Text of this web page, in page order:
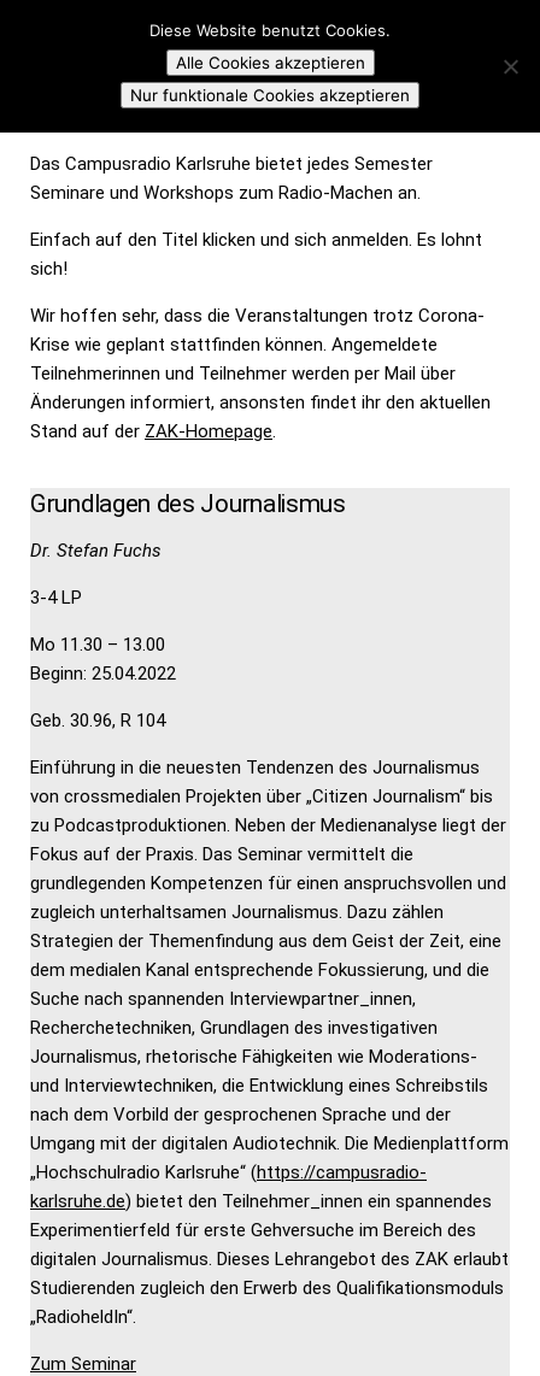
Skip to content
Campusradio Karlsruhe
RADIO-SEMINARE IM SOMMERSEMESTER 2022
Das Campusradio Karlsruhe bietet jedes Semester
Seminare und Workshops zum Radio-Machen an.
Einfach auf den Titel klicken und sich anmelden. Es lohnt
sich!
Wir hoffen sehr, dass die Veranstaltungen trotz Corona-
Krise wie geplant stattfinden können. Angemeldete
Teilnehmerinnen und Teilnehmer werden per Mail über
Änderungen informiert, ansonsten findet ihr den aktuellen
Stand auf der ZAK-Homepage.
Grundlagen des Journalismus
Dr. Stefan Fuchs
3-4 LP
Mo 11.30 – 13.00
Beginn: 25.04.2022
Geb. 30.96, R 104
Einführung in die neuesten Tendenzen des Journalismus
von crossmedialen Projekten über „Citizen Journalism“ bis
zu Podcastproduktionen. Neben der Medienanalyse liegt der
Fokus auf der Praxis. Das Seminar vermittelt die
grundlegenden Kompetenzen für einen anspruchsvollen und
zugleich unterhaltsamen Journalismus. Dazu zählen
Strategien der Themenfindung aus dem Geist der Zeit, eine
dem medialen Kanal entsprechende Fokussierung, und die
Suche nach spannenden Interviewpartner_innen,
Recherchetechniken, Grundlagen des investigativen
Journalismus, rhetorische Fähigkeiten wie Moderations-
und Interviewtechniken, die Entwicklung eines Schreibstils
nach dem Vorbild der gesprochenen Sprache und der
Umgang mit der digitalen Audiotechnik. Die Medienplattform
„Hochschulradio Karlsruhe“ (https://campusradio-
karlsruhe.de) bietet den Teilnehmer_innen ein spannendes
Experimentierfeld für erste Gehversuche im Bereich des
digitalen Journalismus. Dieses Lehrangebot des ZAK erlaubt
Studierenden zugleich den Erwerb des Qualifikationsmoduls
„RadioheldIn“.
Zum Seminar
Diese Website benutzt Cookies.
Alle Cookies akzeptieren
Nur funktionale Cookies akzeptieren